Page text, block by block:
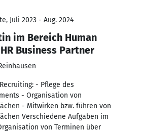
Juli 2023 - Aug. 2024
im Bereich Human
Business Partner
- Pflege des
- Organisation von
- Mitwirken bzw. führen von
Verschiedene Aufgaben im
von Terminen über